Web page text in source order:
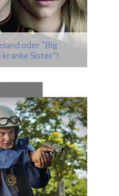
oder "Big
Sister"!